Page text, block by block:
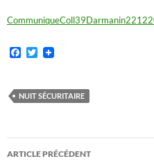
F
b
o
T
t
e
NUIT SÉCURITAIRE
Navigation
ARTICLE PRÉCÉDENT